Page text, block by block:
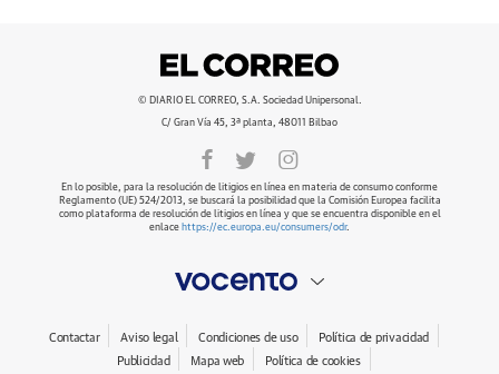
© DIARIO EL CORREO, S.A. Sociedad Unipersonal.
C/ Gran Vía 45, 3ª planta, 48011 Bilbao
En lo posible, para la resolución de litigios en línea en materia de consumo conforme
Reglamento (UE) 524/2013, se buscará la posibilidad que la Comisión Europea facilita
como plataforma de resolución de litigios en línea y que se encuentra disponible en el
enlace https://ec.europa.eu/consumers/odr.
Contactar Aviso legal Condiciones de uso
Política de privacidad
Publicidad
Mapa web Política de cookies